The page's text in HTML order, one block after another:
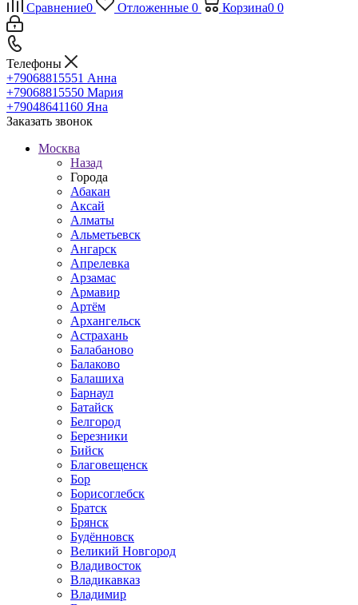
Сравнение0 Отложенные 0 Корзина0 0
Телефоны
+79068815551 Анна
+79068815550 Мария
+79048641160 Яна
Заказать звонок
Москва
Назад
Города
Абакан
Аксай
Алматы
Альметьевск
Ангарск
Апрелевка
Арзамас
Армавир
Артём
Архангельск
Астрахань
Балабаново
Балаково
Балашиха
Барнаул
Батайск
Белгород
Березники
Бийск
Благовещенск
Бор
Борисоглебск
Братск
Брянск
Будённовск
Великий Новгород
Владивосток
Владикавказ
Владимир